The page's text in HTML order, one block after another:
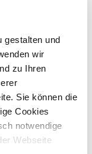
gestalten und
wir
zu Ihren
Sie können die
Cookies
notwendige
Webseite
saubere
India
(ca. 10,9